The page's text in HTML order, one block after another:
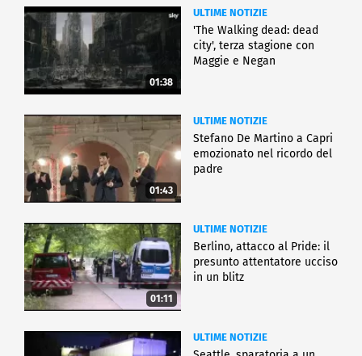
01:38
ULTIME NOTIZIE
'The Walking dead: dead
city', terza stagione con
Maggie e Negan
01:43
ULTIME NOTIZIE
Stefano De Martino a Capri
emozionato nel ricordo del
padre
01:11
ULTIME NOTIZIE
Berlino, attacco al Pride: il
presunto attentatore ucciso
in un blitz
ULTIME NOTIZIE